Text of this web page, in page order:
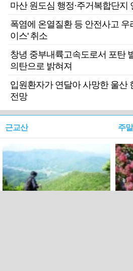
마산 원도심 행정·주거복합단지
폭염에 온열질환 등 안전사고 우
이스' 취소
창녕 중부내륙고속도로서 포탄
의탄으로 밝혀져
입원환자가 연달아 사망한 울산
전망
근교산 주